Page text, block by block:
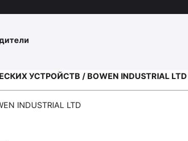
УСТРОЙСТВ / BOWEN INDUSTRIAL LTD
INDUSTRIAL LTD